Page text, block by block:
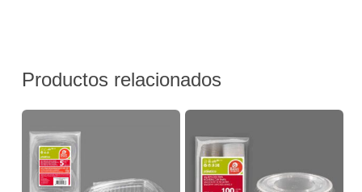
Productos relacionados